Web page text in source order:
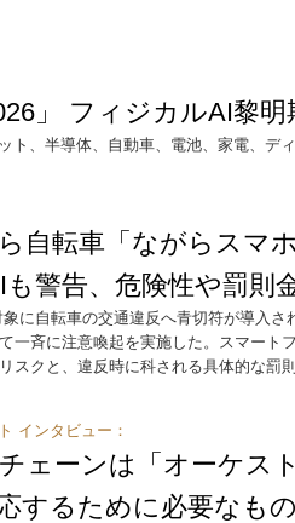
」 フィジカルAI黎明
ト、半導体、自動車、電池、家電、デ
自転車「ながらスマ
警告、危険性や罰則
に自転車の交通違反へ青切符が導入
一斉に注意喚起を実施した。スマート
スクと、違反時に科される具体的な罰
インタビュー：
ェーンは「オーケス
するために必要なも